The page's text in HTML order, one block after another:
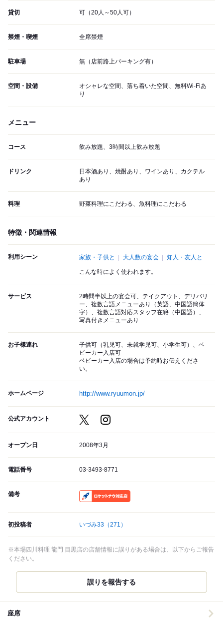
貸切 可（20人～50人可）
禁煙・喫煙 全席禁煙
駐車場 無（店前路上パーキング有）
空間・設備
オシャレな空間、落ち着いた空間、無料Wi-Fiあ
り
メニュー
コース 飲み放題、3時間以上飲み放題
ドリンク
日本酒あり、焼酎あり、ワインあり、カクテル
あり
料理 野菜料理にこだわる、魚料理にこだわる
特徴・関連情報
利用シーン 家族・子供と 大人数の宴会 知人・友人と
こんな時によく使われます。
サービス
2時間半以上の宴会可、テイクアウト、デリバリ
ー、複数言語メニューあり（英語、中国語簡体
字）、複数言語対応スタッフ在籍（中国語）、
写真付きメニューあり
お子様連れ
子供可（乳児可、未就学児可、小学生可）、ベ
ビーカー入店可
ベビーカー入店の場合は予約時お伝えくださ
い。
ホームページ http://www.ryuumon.jp/
公式アカウント
オープン日 2008年3月
電話番号 03-3493-8771
備考
初投稿者 いづみ33 （271）
※本場四川料理 龍門 目黒店の店舗情報に誤りがある場合は、以下からご報告
ください。
誤りを報告する
座席